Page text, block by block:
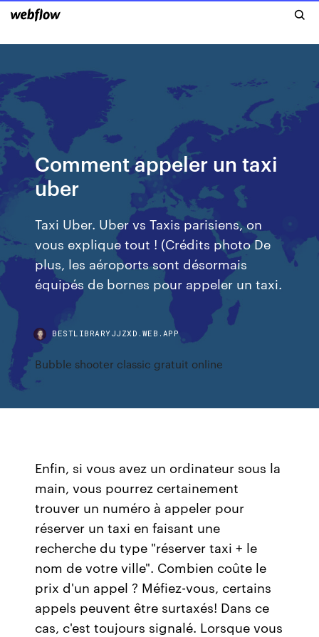
Comment appeler un taxi
uber
Taxi Uber. Uber vs Taxis parisiens, on
vous explique tout ! (Crédits photo De
plus, les aéroports sont désormais
équipés de bornes pour appeler un taxi.
BESTLIBRARYJJZXD.WEB.APP
Bubble shooter classic gratuit online
Enfin, si vous avez un ordinateur sous la
main, vous pourrez certainement
trouver un numéro à appeler pour
réserver un taxi en faisant une
recherche du type "réserver taxi + le
nom de votre ville". Combien coûte le
prix d'un appel ? Méfiez-vous, certains
appels peuvent être surtaxés! Dans ce
cas, c'est toujours signalé. Lorsque vous